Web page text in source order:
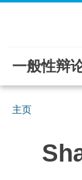
欢迎来到联
一般性辩
主页